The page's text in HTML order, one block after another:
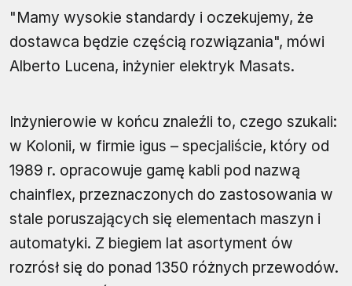
"Mamy wysokie standardy i oczekujemy, że
dostawca będzie częścią rozwiązania", mówi
Alberto Lucena, inżynier elektryk Masats.
Inżynierowie w końcu znaleźli to, czego szukali:
w Kolonii, w firmie igus – specjaliście, który od
1989 r. opracowuje gamę kabli pod nazwą
chainflex, przeznaczonych do zastosowania w
stale poruszających się elementach maszyn i
automatyki. Z biegiem lat asortyment ów
rozrósł się do ponad 1350 różnych przewodów.